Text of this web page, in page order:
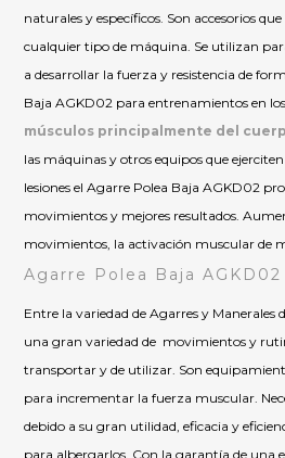
naturales y específicos. Son accesorios
cualquier tipo de máquina. Se utilizan
a desarrollar la fuerza y resistencia de
Baja AGKD02 para entrenamientos en
músculos principalmente del
las máquinas y otros equipos que
lesiones el Agarre Polea Baja AGKD02
movimientos y mejores resultados.
movimientos, la activación muscular de
Agarre Polea Baja AGKD02
Entre la variedad de Agarres y Manerales
una gran variedad de movimientos y
transportar y de utilizar. Son
para incrementar la fuerza muscular.
debido a su gran utilidad, eficacia y
para albergarlos. Con la garantía de una